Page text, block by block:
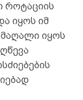
როტაციის
იყოს იმ
იყოს